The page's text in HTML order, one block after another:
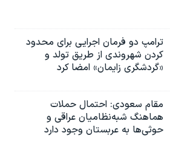
ترامپ دو فرمان اجرایی برای محدود
کردن شهروندی از طریق تولد و
«گردشگری زایمان» امضا کرد
مقام سعودی: احتمال حملات
هماهنگ شبه‌نظامیان عراقی و
حوثی‌ها به عربستان وجود دارد